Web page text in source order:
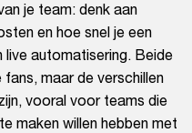
je team: denk aan
en hoe snel je een
automatisering. Beide
maar de verschillen
vooral voor teams die
maken willen hebben met